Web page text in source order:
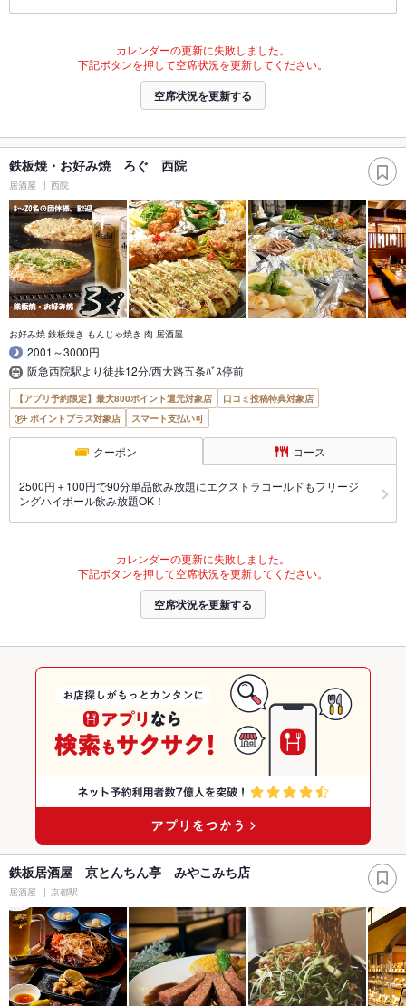
カレンダーの更新に失敗しました。
下記ボタンを押して空席状況を更新してください。
空席状況を更新する
鉄板焼・お好み焼 ろぐ 西院
居酒屋 西院
お好み焼 鉄板焼き もんじゃ焼き 肉 居酒屋
2001～3000円
阪急西院駅より徒歩12分/西大路五条ﾊﾞｽ停前
【アプリ予約限定】最大800ポイント還元対象店
口コミ投稿特典対象店
ポイントプラス対象店
スマート支払い可
クーポン コース
2500円＋100円で90分単品飲み放題にエクストラコールドもフリージ
ングハイボール飲み放題OK！
カレンダーの更新に失敗しました。
下記ボタンを押して空席状況を更新してください。
空席状況を更新する
鉄板居酒屋 京とんちん亭 みやこみち店
居酒屋 京都駅